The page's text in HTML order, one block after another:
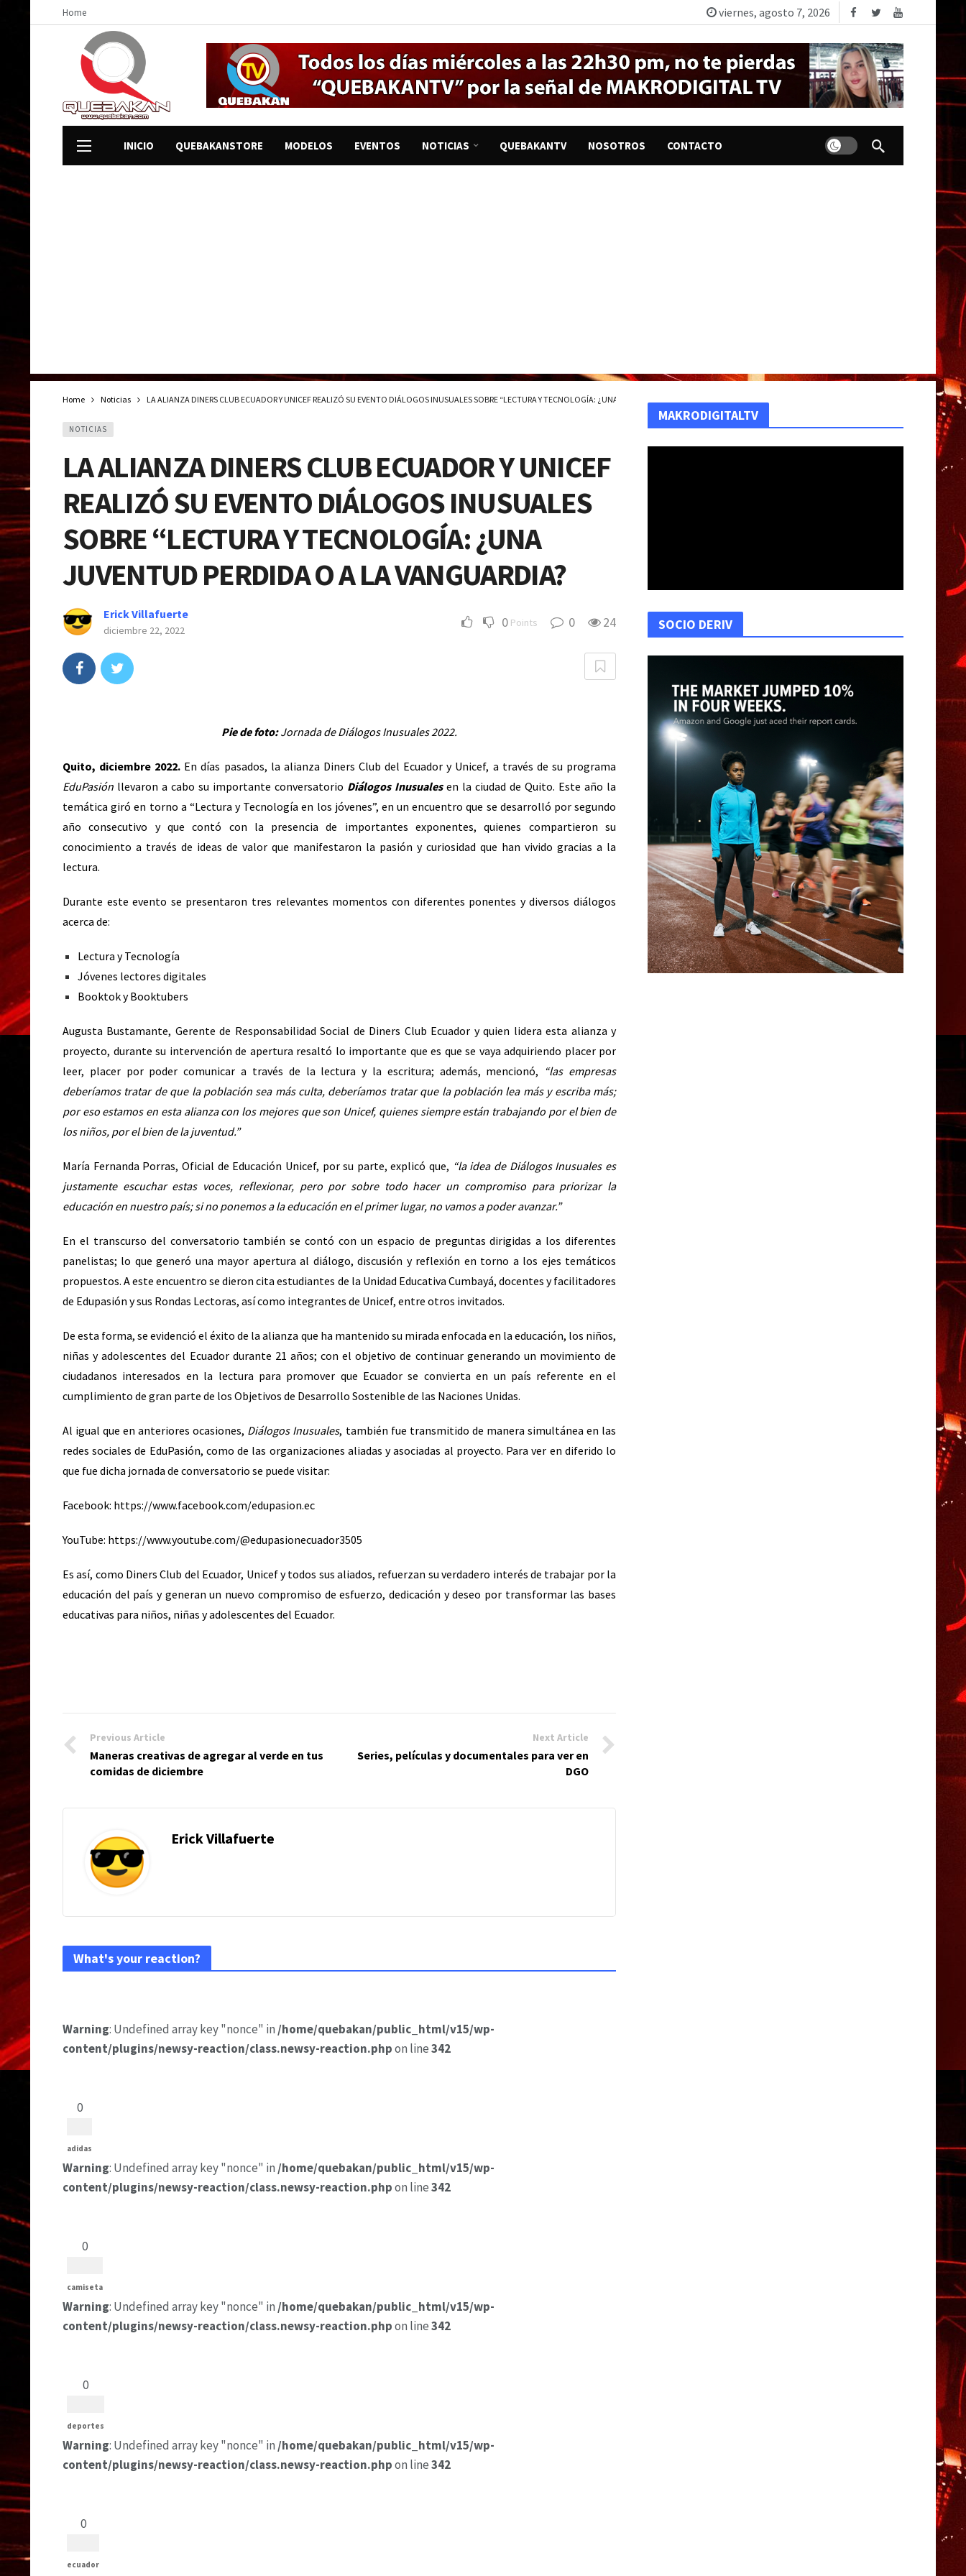
Home viernes, agosto 7, 2026
INICIO QUEBAKANSTORE MODELOS EVENTOS NOTICIAS QUEBAKANTV NOSOTROS CONTACTO Dark mode
Home Noticias LA ALIANZA DINERS CLUB ECUADOR Y UNICEF REALIZÓ SU EVENTO DIÁLOGOS INUSUALES SOBRE “LECTURA Y TECNOLOGÍA: ¿UNA JUVENTUD PERDIDA O A LA VANGUARDIA?
NOTICIAS
LA ALIANZA DINERS CLUB ECUADOR Y UNICEF
REALIZÓ SU EVENTO DIÁLOGOS INUSUALES
SOBRE “LECTURA Y TECNOLOGÍA: ¿UNA
JUVENTUD PERDIDA O A LA VANGUARDIA?
Erick Villafuerte
diciembre 22, 2022 0 Points 0 24
Pie de foto:Jornada de Diálogos Inusuales 2022.
Quito, diciembre 2022. En días pasados, la alianza Diners Club del Ecuador y Unicef, a través de su programa
EduPasión llevaron a cabo su importante conversatorio Diálogos Inusualesen la ciudad de Quito. Este año la
temática giró en torno a “Lectura y Tecnología en los jóvenes”, en un encuentro que se desarrolló por segundo
año consecutivo y que contó con la presencia de importantes exponentes, quienes compartieron su
conocimiento a través de ideas de valor que manifestaron la pasión y curiosidad que han vivido gracias a la
lectura.
Durante este evento se presentaron tres relevantes momentos con diferentes ponentes y diversos diálogos
acerca de:
Lectura y Tecnología
Jóvenes lectores digitales
Booktok y Booktubers
Augusta Bustamante, Gerente de Responsabilidad Social de Diners Club Ecuador y quien lidera esta alianza y
proyecto, durante su intervención de apertura resaltó lo importante que es que se vaya adquiriendo placer por
leer, placer por poder comunicar a través de la lectura y la escritura; además, mencionó, “las empresas
deberíamos tratar de que la población sea más culta, deberíamos tratar que la población lea más y escriba más;
por eso estamos en esta alianza con los mejores que son Unicef, quienes siempre están trabajando por el bien de
los niños, por el bien de la juventud.”
María Fernanda Porras, Oficial de Educación Unicef, por su parte, explicó que, “la idea de Diálogos Inusuales es
justamente escuchar estas voces, reflexionar, pero por sobre todo hacer un compromiso para priorizar la
educación en nuestro país; si no ponemos a la educación en el primer lugar, no vamos a poder avanzar.”
En el transcurso del conversatorio también se contó con un espacio de preguntas dirigidas a los diferentes
panelistas; lo que generó una mayor apertura al diálogo, discusión y reflexión en torno a los ejes temáticos
propuestos. A este encuentro se dieron cita estudiantes de la Unidad Educativa Cumbayá, docentes y facilitadores
de Edupasión y sus Rondas Lectoras, así como integrantes de Unicef, entre otros invitados.
De esta forma, se evidenció el éxito de la alianza que ha mantenido su mirada enfocada en la educación, los niños,
niñas y adolescentes del Ecuador durante 21 años; con el objetivo de continuar generando un movimiento de
ciudadanos interesados en la lectura para promover que Ecuador se convierta en un país referente en el
cumplimiento de gran parte de los Objetivos de Desarrollo Sostenible de las Naciones Unidas.
Al igual que en anteriores ocasiones, Diálogos Inusuales, también fue transmitido de manera simultánea en las
redes sociales de EduPasión, como de las organizaciones aliadas y asociadas al proyecto. Para ver en diferido lo
que fue dicha jornada de conversatorio se puede visitar:
Facebook: https://www.facebook.com/edupasion.ec
YouTube: https://www.youtube.com/@edupasionecuador3505
Es así, como Diners Club del Ecuador, Unicef y todos sus aliados, refuerzan su verdadero interés de trabajar por la
educación del país y generan un nuevo compromiso de esfuerzo, dedicación y deseo por transformar las bases
educativas para niños, niñas y adolescentes del Ecuador.
Previous Article
Maneras creativas de agregar al verde en tus
comidas de diciembre
Next Article
Series, películas y documentales para ver en
DGO
Erick Villafuerte
What's your reaction?
Warning: Undefined array key "nonce" in /home/quebakan/public_html/v15/wp-
content/plugins/newsy-reaction/class.newsy-reaction.phpon line342
0
adidas
Warning: Undefined array key "nonce" in /home/quebakan/public_html/v15/wp-
content/plugins/newsy-reaction/class.newsy-reaction.phpon line342
0
camiseta
Warning: Undefined array key "nonce" in /home/quebakan/public_html/v15/wp-
content/plugins/newsy-reaction/class.newsy-reaction.phpon line342
0
deportes
Warning: Undefined array key "nonce" in /home/quebakan/public_html/v15/wp-
content/plugins/newsy-reaction/class.newsy-reaction.phpon line342
0
ecuador
MAKRODIGITALTV
SOCIO DERIV